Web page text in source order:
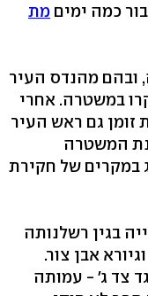
כמה ימים מת
ובהם מהנדס העיר
במשטרה. אחרי
זומן גם ראש העיר
המשטרה
במקרים של חקירת
בגין רשלנותה
אבן צור.
צד ג' - עמותה